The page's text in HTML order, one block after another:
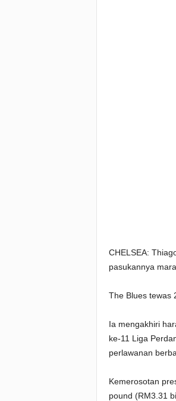
CHELSEA:
pasukannya
The Blues tewas
Ia mengakhiri
ke-11 Liga
perlawanan
Kemerosotan
pound (RM3.31